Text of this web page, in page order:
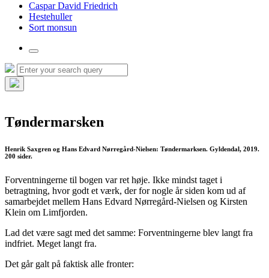
Caspar David Friedrich
Hestehuller
Sort monsun
Toggle
the
search
Search
for:
Search
Hide
overlay
Tøndermarsken
Henrik Saxgren og Hans Edvard Nørregård-Nielsen: Tøndermarksen. Gyldendal, 2019.
200 sider.
Forventningerne til bogen var ret høje. Ikke mindst taget i
betragtning, hvor godt et værk, der for nogle år siden kom ud af
samarbejdet mellem Hans Edvard Nørregård-Nielsen og Kirsten
Klein om Limfjorden.
Lad det være sagt med det samme: Forventningerne blev langt fra
indfriet. Meget langt fra.
Det går galt på faktisk alle fronter: